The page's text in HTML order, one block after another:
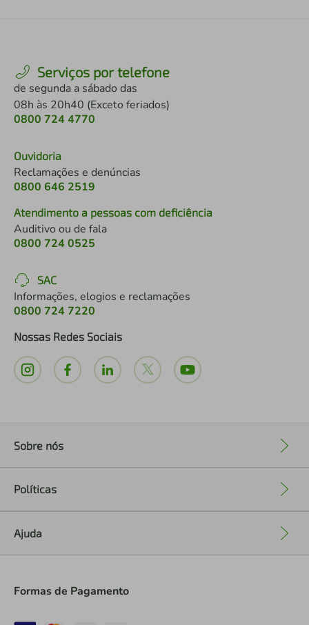
Serviços por telefone
de segunda a sábado das
08h às 20h40 (Exceto feriados)
0800 724 4770
Ouvidoria
Reclamações e denúncias
0800 646 2519
Atendimento a pessoas com deficiência
Auditivo ou de fala
0800 724 0525
SAC
Informações, elogios e reclamações
0800 724 7220
Nossas Redes Sociais
Sobre nós
Políticas
Ajuda
Formas de Pagamento